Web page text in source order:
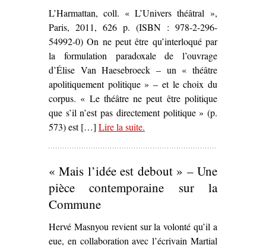
L’Harmattan, coll. « L’Univers théâtral »,
Paris, 2011, 626 p. (ISBN : 978-2-296-
54992-0) On ne peut être qu’interloqué par
la formulation paradoxale de l’ouvrage
d’Élise Van Haesebroeck – un « théâtre
apolitiquement politique » – et le choix du
corpus. « Le théâtre ne peut être politique
que s’il n’est pas directement politique » (p.
573) est […] Lire la suite– ‘
et le Théâtre du Radeau : un
théâtre apolitiquement politique
.
« Mais l’idée est debout » – Une
pièce contemporaine sur la
Commune
Hervé Masnyou revient sur la volonté qu’il a
eue, en collaboration avec l’écrivain Martial